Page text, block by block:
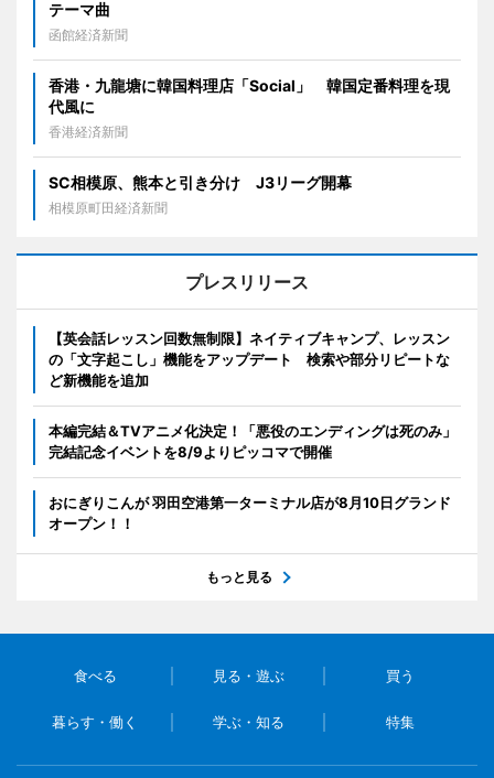
テーマ曲
函館経済新聞
香港・九龍塘に韓国料理店「Social」 韓国定番料理を現
代風に
香港経済新聞
SC相模原、熊本と引き分け J3リーグ開幕
相模原町田経済新聞
プレスリリース
【英会話レッスン回数無制限】ネイティブキャンプ、レッスン
の「文字起こし」機能をアップデート 検索や部分リピートな
ど新機能を追加
本編完結＆TVアニメ化決定！「悪役のエンディングは死のみ」
完結記念イベントを8/9よりピッコマで開催
おにぎりこんが 羽田空港第一ターミナル店が8月10日グランド
オープン！！
もっと見る
食べる 見る・遊ぶ 買う
暮らす・働く 学ぶ・知る 特集